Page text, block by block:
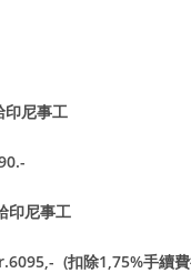
印尼事工
印尼事工
(扣除1,75%手續